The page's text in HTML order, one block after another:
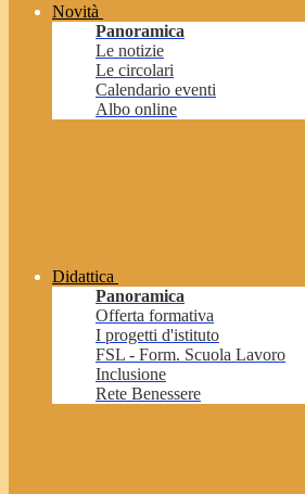
Novità
Panoramica
Le notizie
Le circolari
Calendario eventi
Albo online
Didattica
Panoramica
Offerta formativa
I progetti d'istituto
FSL - Form. Scuola Lavoro
Inclusione
Rete Benessere